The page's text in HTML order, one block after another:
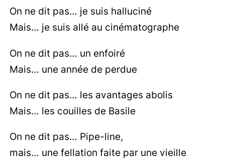
On ne dit pas… je suis halluciné
Mais… je suis allé au cinématographe
On ne dit pas… un enfoiré
Mais… une année de perdue
On ne dit pas… les avantages abolis
Mais… les couilles de Basile
On ne dit pas… Pipe-line,
mais… une fellation faite par une vieille